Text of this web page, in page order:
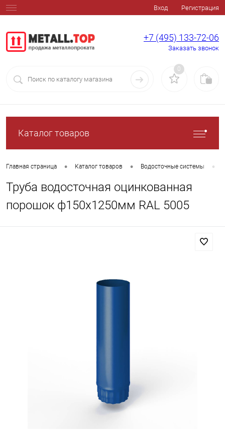
Вход Регистрация
+7 (495) 133-72-06
Заказать звонок
0
Каталог товаров
Главная страница • Каталог товаров • Водосточные системы •
Труба водосточная оцинкованная
порошок ф150х1250мм RAL 5005